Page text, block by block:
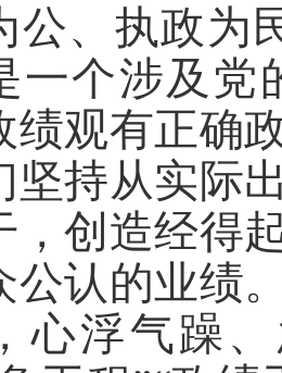
公、执政为
一个涉及党
绩观有正确
坚持从实际
，创造经得
公认的业绩
心浮气躁